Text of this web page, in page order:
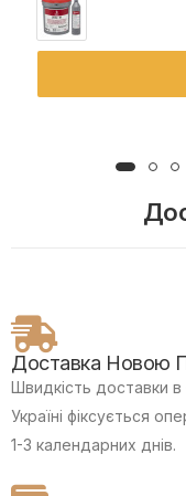
Доставка Новою
Швидкість доставки
Україні фіксується
1-3 календарних днів.